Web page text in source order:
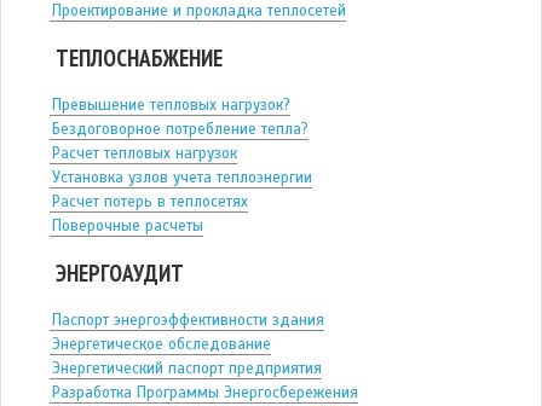
Проектирование и прокладка теплосетей
ТЕПЛОСНАБЖЕНИЕ
Превышение тепловых нагрузок?
Бездоговорное потребление тепла?
Расчет тепловых нагрузок
Установка узлов учета теплоэнергии
Расчет потерь в теплосетях
Поверочные расчеты
ЭНЕРГОАУДИТ
Паспорт энергоэффективности здания
Энергетическое обследование
Энергетический паспорт предприятия
Разработка Программы Энергосбережения